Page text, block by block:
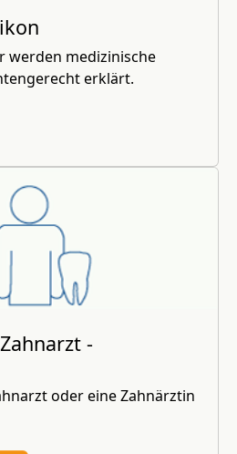
werden medizinische
erklärt.
-
oder eine Zahnärztin